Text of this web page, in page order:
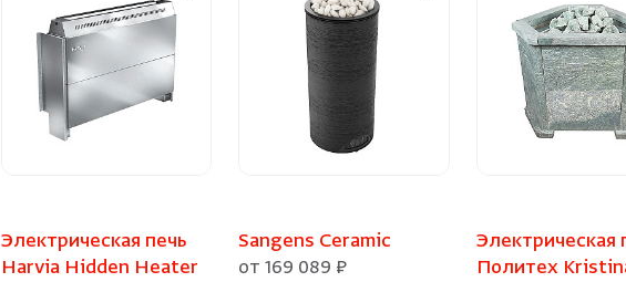
Электрическая печь
Harvia Hidden Heater
Sangens Ceramic
от 169 089 ₽
Электрическая
Политех